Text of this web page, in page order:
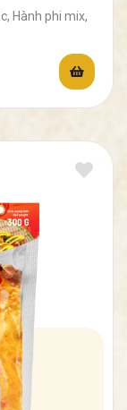
Hành phi mix,